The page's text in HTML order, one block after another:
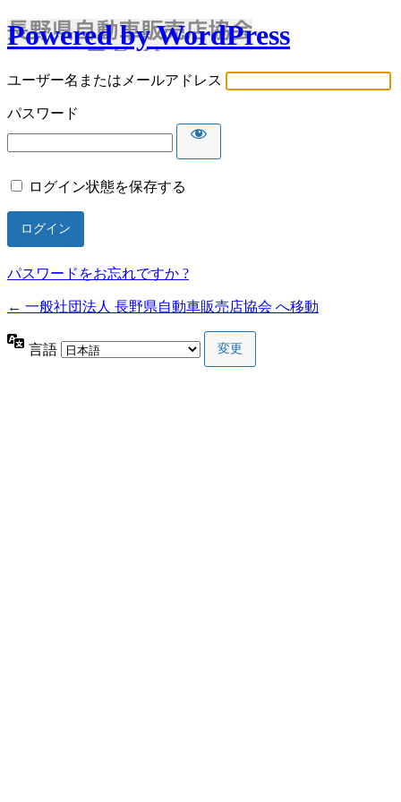
Powered by WordPress
ユーザー名またはメールアドレス
パスワード
ログイン状態を保存する
パスワードをお忘れですか ?
← 一般社団法人 長野県自動車販売店協会 へ移動
言語